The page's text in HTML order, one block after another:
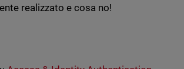
realizzato e cosa no!